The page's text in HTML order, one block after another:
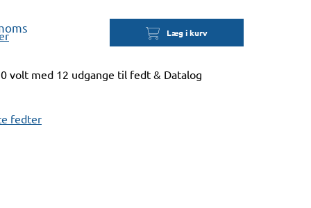
fedter
Læg i kurv
volt med 12 udgange til fedt & Datalog